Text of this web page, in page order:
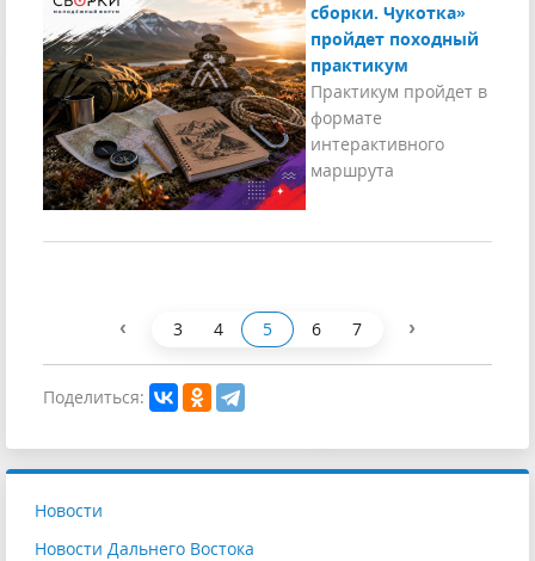
сборки. Чукотка»
пройдет походный
практикум
Практикум пройдет в
формате
интерактивного
маршрута
‹ 3 4 5 6 7 ›
Поделиться:
Новости
Новости Дальнего Востока